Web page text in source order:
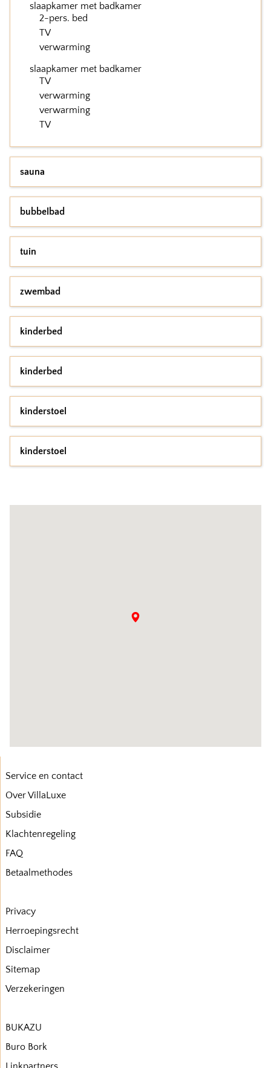
slaapkamer met badkamer
2-pers. bed
TV
verwarming
slaapkamer met badkamer
TV
verwarming
verwarming
TV
sauna
bubbelbad
tuin
zwembad
kinderbed
kinderbed
kinderstoel
kinderstoel
Service en contact
Over VillaLuxe
Subsidie
Klachtenregeling
FAQ
Betaalmethodes
Privacy
Herroepingsrecht
Disclaimer
Sitemap
Verzekeringen
BUKAZU
Buro Bork